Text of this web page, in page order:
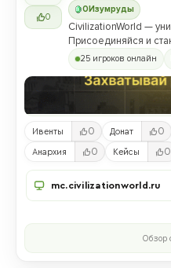
0
0 Изумруды
CivilizationWorld —
Присоединяйся и
противостояния
25 игроков онлайн
Ивенты 0 Донат 0
Анархия 0 Кейсы 0
mc.civilizationworld.ru
Обзор